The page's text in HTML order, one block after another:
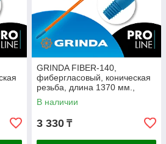
GRINDA FIBER-140,
фибергласовый, коническая
резьба, длина 1370 мм.,
черенок для щеток (39138)
В наличии
3 330 ₸